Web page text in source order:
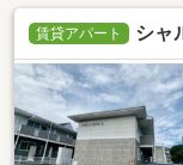
賃貸アパート シャ